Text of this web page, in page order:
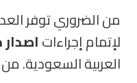
من الضروري توفر
لإتمام إجراءات
العربية السعودية.